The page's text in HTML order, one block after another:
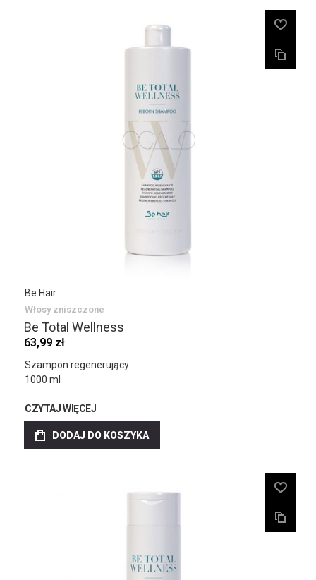
Be Hair
Włosy zniszczone
Be Total Wellness
63,99 zł
Szampon regenerujący
1000 ml
CZYTAJ WIĘCEJ
DODAJ DO KOSZYKA